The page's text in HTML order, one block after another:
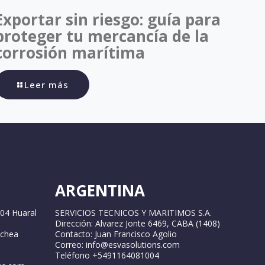
sin riesgo: guía para
tu mercancía de la
marítima
Leer más
Huaral
ARGENTINA
SERVICIOS TECNICOS Y MARITIMOS S.A.
Dirección: Alvarez Jonte 6469, CABA (1408)
Contacto: Juan Francisco Agolio
Correo: info@esvasolutions.com
Teléfono +5491164081004